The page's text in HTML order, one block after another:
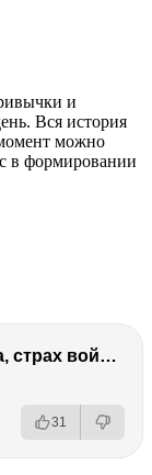
и
Вся история
можно
в формировании
Ирина Винер – про Кабаеву, Путина, страх войны, политику в спорте, Россию, гимнасток и деньги
31